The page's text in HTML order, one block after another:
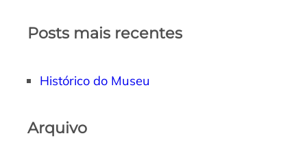
Posts mais recentes
Histórico do Museu
Arquivo